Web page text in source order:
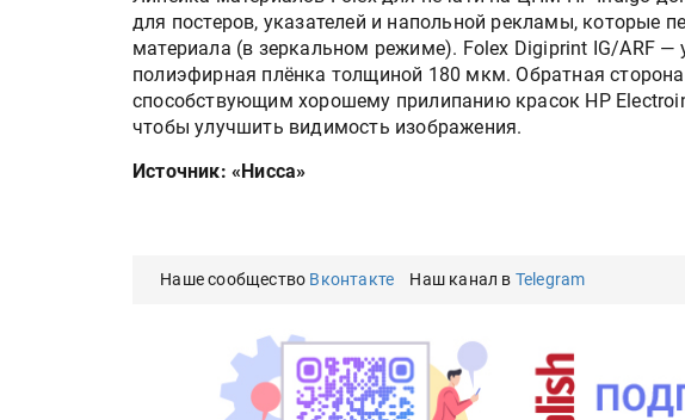
для постеров, указателей и напольной рекламы, которые
материала (в зеркальном режиме). Folex Digiprint IG/ARF —
полиэфирная плёнка толщиной 180 мкм. Обратная
способствующим хорошему прилипанию красок HP
чтобы улучшить видимость изображения.
Источник: «Нисса»
Наше сообщество Вконтакте Наш канал в Telegram